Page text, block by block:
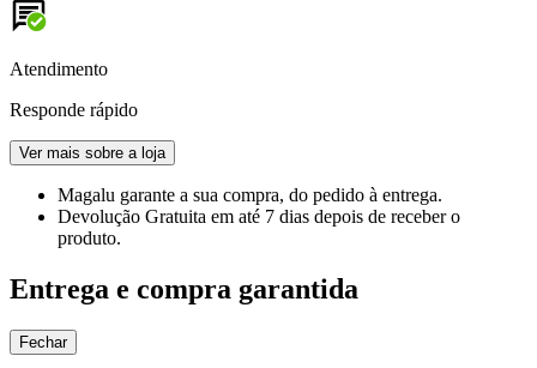
Atendimento
Responde rápido
Ver mais sobre a loja
Magalu garante a sua compra, do pedido à entrega.
Devolução Gratuita em até 7 dias depois de receber o
produto.
Entrega e compra garantida
Fechar